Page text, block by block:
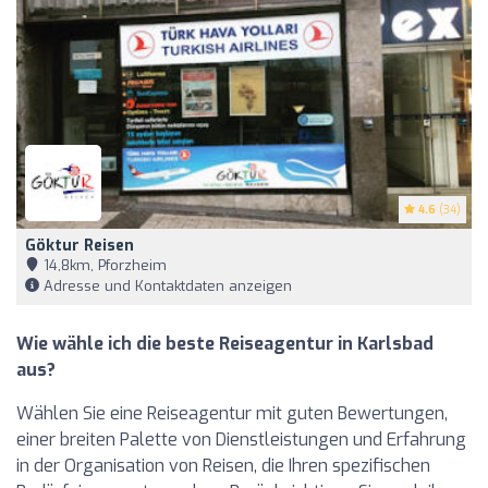
4.6 (34)
Göktur Reisen
14,8km, Pforzheim
Adresse und Kontaktdaten anzeigen
Wie wähle ich die beste Reiseagentur in Karlsbad
aus?
Wählen Sie eine Reiseagentur mit guten Bewertungen,
einer breiten Palette von Dienstleistungen und Erfahrung
in der Organisation von Reisen, die Ihren spezifischen